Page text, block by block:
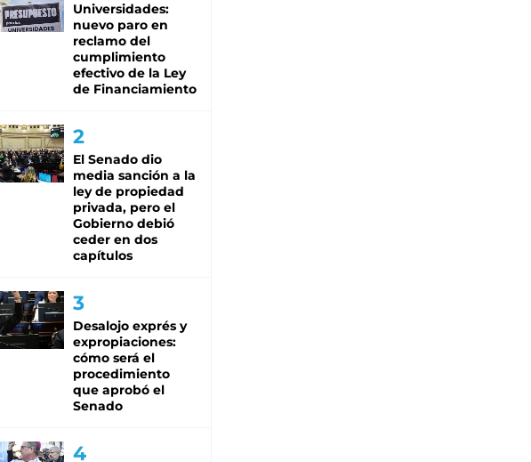
Universidades:
nuevo paro en
reclamo del
cumplimiento
efectivo de la Ley
de Financiamiento
El Senado dio
media sanción a la
ley de propiedad
privada, pero el
Gobierno debió
ceder en dos
capítulos
Desalojo exprés y
expropiaciones:
cómo será el
procedimiento
que aprobó el
Senado